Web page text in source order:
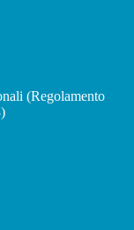
(Regolamento